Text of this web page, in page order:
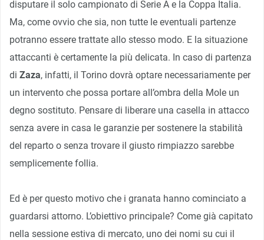
disputare il solo campionato di Serie A e la Coppa Italia.
Ma, come ovvio che sia, non tutte le eventuali partenze
potranno essere trattate allo stesso modo. E la situazione
attaccanti è certamente la più delicata. In caso di partenza
di Zaza, infatti, il Torino dovrà optare necessariamente per
un intervento che possa portare all’ombra della Mole un
degno sostituto. Pensare di liberare una casella in attacco
senza avere in casa le garanzie per sostenere la stabilità
del reparto o senza trovare il giusto rimpiazzo sarebbe
semplicemente follia.
Ed è per questo motivo che i granata hanno cominciato a
guardarsi attorno. L’obiettivo principale? Come già capitato
nella sessione estiva di mercato, uno dei nomi su cui il